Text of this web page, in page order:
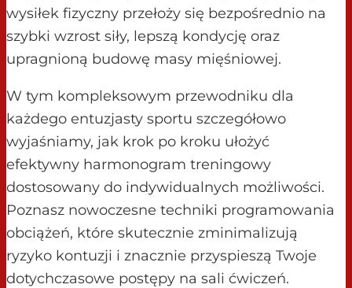
wysiłek fizyczny przełoży się bezpośrednio na
szybki wzrost siły, lepszą kondycję oraz
upragnioną budowę masy mięśniowej.
W tym kompleksowym przewodniku dla
każdego entuzjasty sportu szczegółowo
wyjaśniamy, jak krok po kroku ułożyć
efektywny harmonogram treningowy
dostosowany do indywidualnych możliwości.
Poznasz nowoczesne techniki programowania
obciążeń, które skutecznie zminimalizują
ryzyko kontuzji i znacznie przyspieszą Twoje
dotychczasowe postępy na sali ćwiczeń.